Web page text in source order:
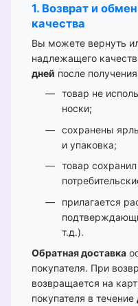
1. Возврат и
качества
Вы можете вернуть
надлежащего
дней после
товар не
носки;
сохранены
и упаковка;
товар
прилагается
т.д.).
Обратная доставка
покупателя. При
возвращается на
покупателя в течение